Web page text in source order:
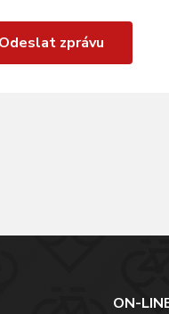
Odeslat zprávu
ON-